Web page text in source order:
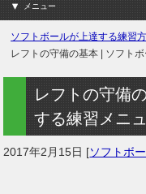
メニュー
ソフトボールが上達する練習
レフトの守備の基本 | ソフト
レフトの守備
する練習メニ
2017年2月15日 [ソフトボ